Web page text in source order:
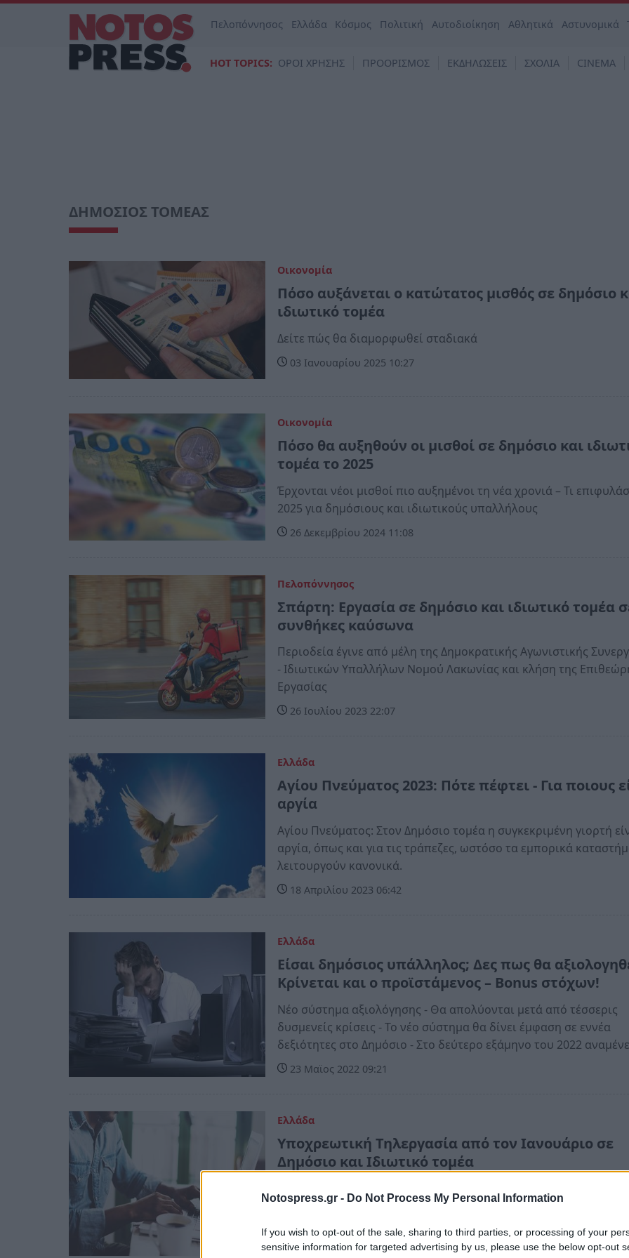
Notospress.gr - Do Not Process My Personal Information
If you wish to opt-out of the sale, sharing to third parties, or processing of your
sensitive information for targeted advertising by us, please use the below opt-out
Πελοπόννησος Ελλάδα Κόσμος Πολιτική Αυτοδιοίκηση Αθλητικά Αστυνομικά
HOT TOPICS: ΟΡΟΙ ΧΡΗΣΗΣ ΠΡΟΟΡΙΣΜΟΣ ΕΚΔΗΛΩΣΕΙΣ ΣΧΟΛΙΑ CINEMA
ΔΗΜΟΣΙΟΣ ΤΟΜΕΑΣ
Οικονομία
Πόσο αυξάνεται ο κατώτατος μισθός σε δημόσιο
ιδιωτικό τομέα
Δείτε πώς θα διαμορφωθεί σταδιακά
03 Ιανουαρίου 2025 10:27
Οικονομία
Πόσο θα αυξηθούν οι μισθοί σε δημόσιο και
τομέα το 2025
Έρχονται νέοι μισθοί πιο αυξημένοι τη νέα χρονιά – Τι
2025 για δημόσιους και ιδιωτικούς υπαλλήλους
26 Δεκεμβρίου 2024 11:08
Πελοπόννησος
Σπάρτη: Εργασία σε δημόσιο και ιδιωτικό τομέα
συνθήκες καύσωνα
Περιοδεία έγινε από μέλη της Δημοκρατικής Αγωνιστικής
- Ιδιωτικών Υπαλλήλων Νομού Λακωνίας και κλήση της
Εργασίας
26 Ιουλίου 2023 22:07
Ελλάδα
Αγίου Πνεύματος 2023: Πότε πέφτει - Για ποιους
αργία
Αγίου Πνεύματος: Στον Δημόσιο τομέα η συγκεκριμένη γιορτή
αργία, όπως και για τις τράπεζες, ωστόσο τα εμπορικά
λειτουργούν κανονικά.
18 Απριλίου 2023 06:42
Ελλάδα
Είσαι δημόσιος υπάλληλος; Δες πως θα
Κρίνεται και ο προϊστάμενος – Bonus στόχων!
Νέο σύστημα αξιολόγησης - Θα απολύονται μετά από τέσσερις
δυσμενείς κρίσεις - Το νέο σύστημα θα δίνει έμφαση σε εννέα
δεξιότητες στο Δημόσιο - Στο δεύτερο εξάμηνο του 2022
23 Μαϊος 2022 09:21
Ελλάδα
Υποχρεωτική Τηλεργασία από τον Ιανουάριο σε
Δημόσιο και Ιδιωτικό τομέα
χρονιά, ελέω της παραλλαγής Όμικρον, που εξαπλώνεται με
23 Δεκεμβρίου 2021 10:52